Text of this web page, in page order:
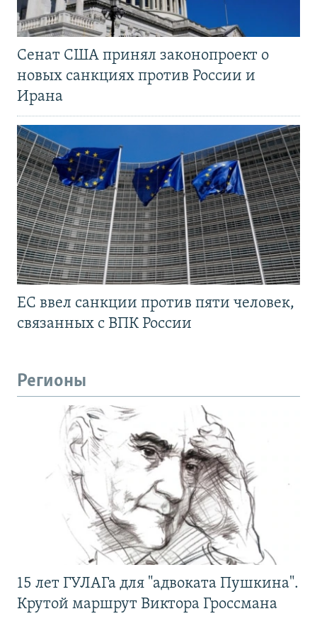
Сенат США принял законопроект о
новых санкциях против России и
Ирана
ЕС ввел санкции против пяти человек,
связанных с ВПК России
Регионы
15 лет ГУЛАГа для "адвоката Пушкина".
Крутой маршрут Виктора Гроссмана